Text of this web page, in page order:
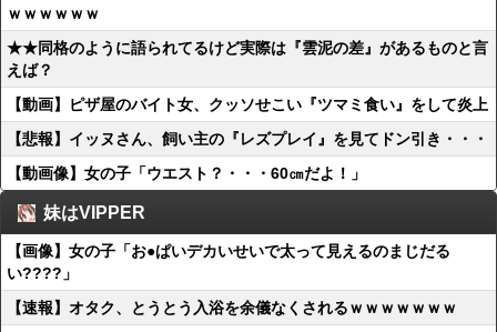
ｗｗｗｗｗｗ
★★同格のように語られてるけど実際は『雲泥の差』があるものと言
えば？
【動画】ピザ屋のバイト女、クッソせこい『ツマミ食い』をして炎上
【悲報】イッヌさん、飼い主の『レズプレイ』を見てドン引き・・・
【動画像】女の子「ウエスト？・・・60㎝だよ！」
妹はVIPPER
【画像】女の子「お●ぱいデカいせいで太って見えるのまじだる
い????」
【速報】オタク、とうとう入浴を余儀なくされるｗｗｗｗｗｗｗ